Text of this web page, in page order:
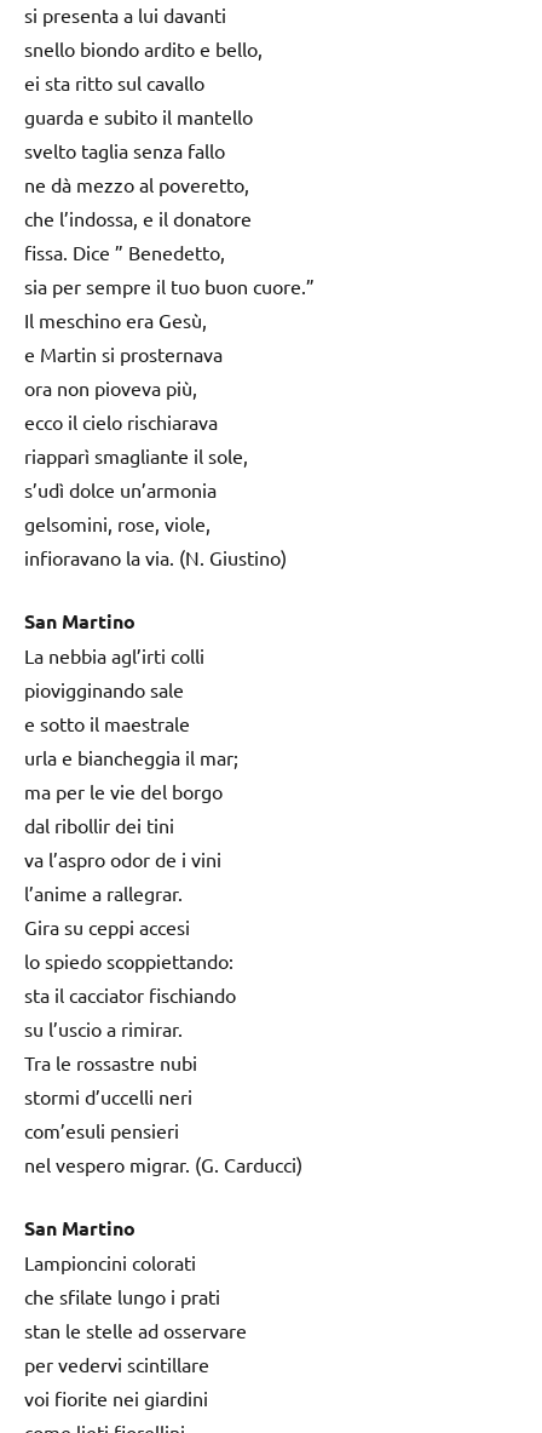
si presenta a lui davanti
snello biondo ardito e bello,
ei sta ritto sul cavallo
guarda e subito il mantello
svelto taglia senza fallo
ne dà mezzo al poveretto,
che l’indossa, e il donatore
fissa. Dice ” Benedetto,
sia per sempre il tuo buon cuore.”
Il meschino era Gesù,
e Martin si prosternava
ora non pioveva più,
ecco il cielo rischiarava
riapparì smagliante il sole,
s’udì dolce un’armonia
gelsomini, rose, viole,
infioravano la via. (N. Giustino)
San Martino
La nebbia agl’irti colli
piovigginando sale
e sotto il maestrale
urla e biancheggia il mar;
ma per le vie del borgo
dal ribollir dei tini
va l’aspro odor de i vini
l’anime a rallegrar.
Gira su ceppi accesi
lo spiedo scoppiettando:
sta il cacciator fischiando
su l’uscio a rimirar.
Tra le rossastre nubi
stormi d’uccelli neri
com’esuli pensieri
nel vespero migrar. (G. Carducci)
San Martino
Lampioncini colorati
che sfilate lungo i prati
stan le stelle ad osservare
per vedervi scintillare
voi fiorite nei giardini